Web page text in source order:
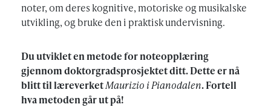
noter, om deres kognitive, motoriske og musikalske
utvikling, og bruke den i praktisk undervisning.
Du utviklet en metode for noteopplæring
gjennom doktorgradsprosjektet ditt. Dette er nå
blitt til læreverketMaurizio i Pianodalen. Fortell
hva metoden går ut på!